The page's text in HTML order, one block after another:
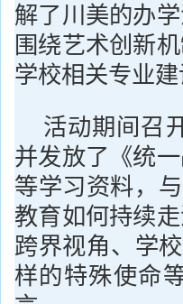
解了川美的办
围绕艺术创新
学校相关专业
活动期间召
并发放了《统
等学习资料，
教育如何持续
跨界视角、学
样的特殊使命